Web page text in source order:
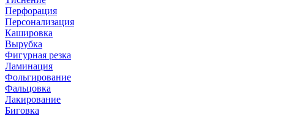
Перфорация
Персонализация
Кашировка
Вырубка
Фигурная резка
Ламинация
Фольгирование
Фальцовка
Лакирование
Биговка